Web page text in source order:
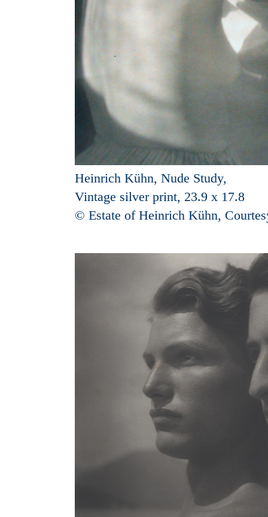
Heinrich Kühn, Nude Study,
Vintage silver print, 23.9 x 17.8
© Estate of Heinrich Kühn,